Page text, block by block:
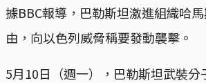
據BBC報導，巴勒斯坦激進組織哈
由，向以色列威脅稱要發動襲擊。
5月10日（週一），巴勒斯坦武裝分